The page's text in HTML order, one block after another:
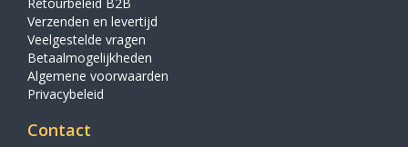
Retourbeleid B2B
Verzenden en levertijd
Veelgestelde vragen
Betaalmogelijkheden
Algemene voorwaarden
Privacybeleid
Contact